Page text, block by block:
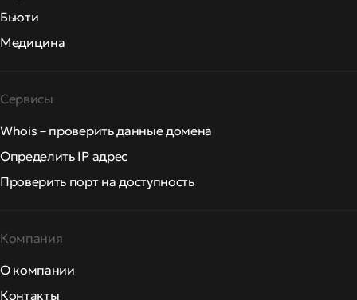
Бьюти
Медицина
Сервисы
Whois – проверить данные домена
Определить IP адрес
Проверить порт на доступность
Компания
О компании
Контакты